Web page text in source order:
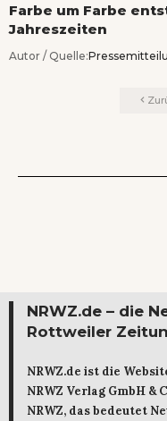
Farbe um Farbe
Jahreszeiten
Autor / Quelle:
NRWZ.de – die
Rottweiler
NRWZ.de ist die
NRWZ Verlag GmbH &
NRWZ, das bedeutet